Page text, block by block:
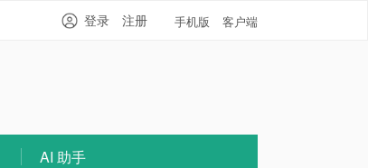
手机版 客户端
登录 注册
AI 助手